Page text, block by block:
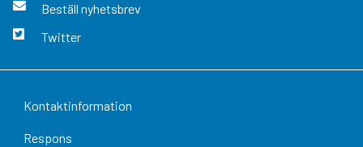
Beställ nyhetsbrev
Twitter
Kontaktinformation
Respons